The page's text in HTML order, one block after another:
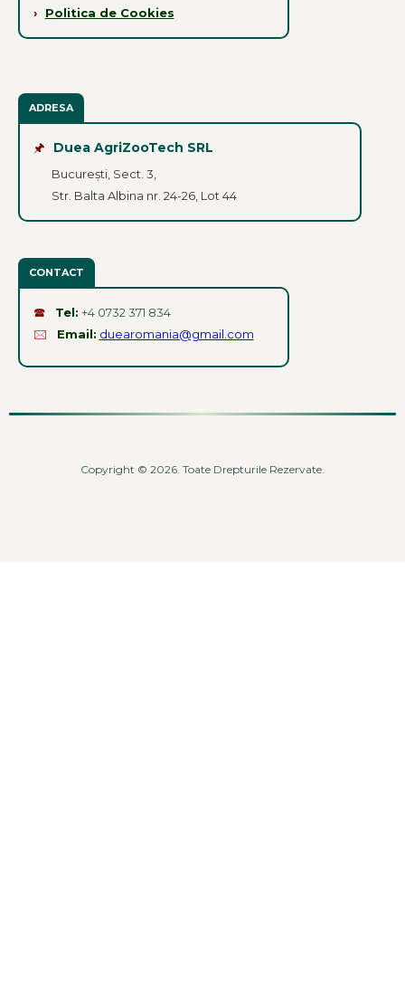
›
Politica de Cookies
ADRESA
🖈 Duea AgriZooTech SRL
București, Sect. 3,
Str. Balta Albina nr. 24-26, Lot 44
CONTACT
🕿 Tel: +4 0732 371 834
🖂
Email: duearomania@gmail.com
Copyright © 2026. Toate Drepturile Rezervate.